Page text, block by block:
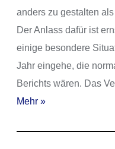
anders zu gestalten
Der Anlass dafür ist
einige besondere
Jahr eingehe, die
Berichts wären. Das
Mehr »